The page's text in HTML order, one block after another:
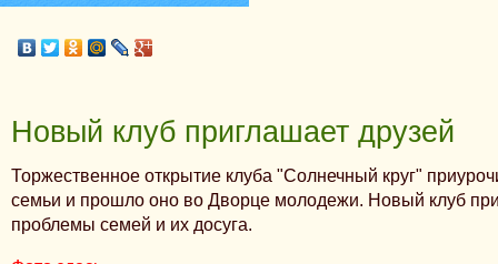
Новый клуб приглашает друзей
Торжественное открытие клуба "Солнечный круг"
семьи и прошло оно во Дворце молодежи. Новый клуб
проблемы семей и их досуга.